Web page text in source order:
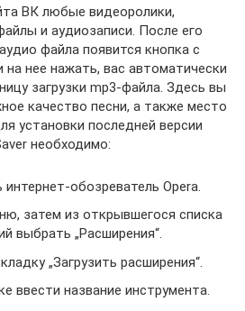
ВК любые видеоролики,
и аудиозаписи. После его
файла появится кнопка с
на нее нажать, вас автоматически
загрузки mp3-файла. Здесь вы
качество песни, а также место
установки последней версии
необходимо:
интернет-обозреватель Opera.
затем из открывшегося списка
выбрать „Расширения“.
„Загрузить расширения“.
ввести название инструмента.